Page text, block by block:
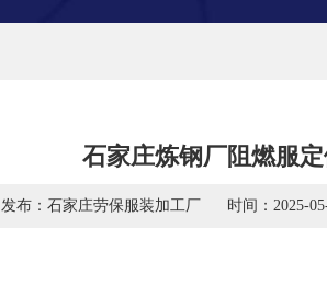
石家庄炼钢厂阻燃服
发布：石家庄劳保服装加工厂 时间：2025-